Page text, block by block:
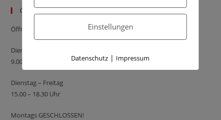
Öffnungszeiten
Öffnungszeiten
Dienstag – Samstag
9.00 – 13.00 Uhr
Dienstag – Freitag
15.00 – 18.30 Uhr
Montags GESCHLOSSEN!
Einstellungen
Datenschutz | Impressum